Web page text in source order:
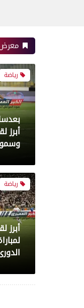
إنبي
رياضة
أبرز
رياضة
أبرز